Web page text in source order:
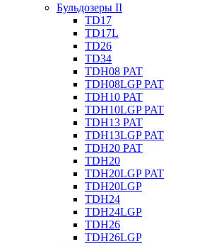
Бульдозеры II
TD17
TD17L
TD26
TD34
TDH08 PAT
TDH08LGP PAT
TDH10 PAT
TDH10LGP PAT
TDH13 PAT
TDH13LGP PAT
TDH20 PAT
TDH20
TDH20LGP PAT
TDH20LGP
TDH24
TDH24LGP
TDH26
TDH26LGP